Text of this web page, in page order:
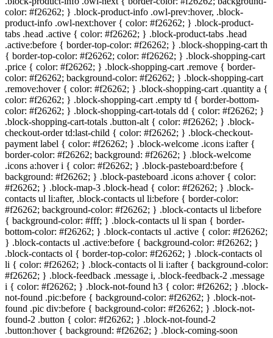
color: #f26262; } .block-product-info .owl-prev:hover, .block-
product-info .owl-next:hover { color: #f26262; } .block-product-
tabs .head .active { color: #f26262; } .block-product-tabs .head
.active:before { border-top-color: #f26262; } .block-shopping-cart th
{ border-top-color: #f26262; color: #f26262; } .block-shopping-cart
.price { color: #f26262; } .block-shopping-cart .remove { border-
color: #f26262; background-color: #f26262; } .block-shopping-cart
.remove:hover { color: #f26262; } .block-shopping-cart .quantity a {
color: #f26262; } .block-shopping-cart .empty td { border-bottom-
color: #f26262; } .block-shopping-cart-totals dd { color: #f26262; }
.block-shopping-cart-totals .button-alt { color: #f26262; } .block-
checkout-order td:last-child { color: #f26262; } .block-checkout-
payment label { color: #f26262; } .block-welcome .icons i:after {
border-color: #f26262; background: #f26262; } .block-welcome
.icons a:hover i { color: #f26262; } .block-pasteboard:before {
background: #f26262; } .block-pasteboard .icons a:hover { color:
#f26262; } .block-map-3 .block-head { color: #f26262; } .block-
contacts ul li:after, .block-contacts ul li:before { border-color:
#f26262; background-color: #f26262; } .block-contacts ul li:before
{ background-color: #fff; } .block-contacts ul li span { border-
bottom-color: #f26262; } .block-contacts ul .active { color: #f26262;
} .block-contacts ul .active:before { background-color: #f26262; }
.block-contacts ol { border-top-color: #f26262; } .block-contacts ol
li { color: #f26262; } .block-contacts ol li i:after { background-color:
#f26262; } .block-feedback .message i, .block-feedback-2 .message
i { color: #f26262; } .block-not-found h3 { color: #f26262; } .block-
not-found .pic:before { background-color: #f26262; } .block-not-
found .pic div:before { background-color: #f26262; } .block-not-
found-2 .button { color: #f26262; } .block-not-found-2
.button:hover { background: #f26262; } .block-coming-soon